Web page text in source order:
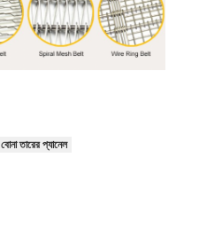
বোনা তারের প্যানেল